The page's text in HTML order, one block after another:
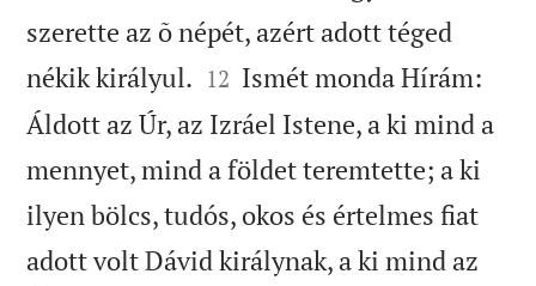
szerette az õ népét, azért adott téged
nékik királyul. 

12 Ismét monda Hírám:
Áldott az Úr, az Izráel Istene, a ki mind a
mennyet, mind a földet teremtette; a ki
ilyen bölcs, tudós, okos és értelmes fiat
adott volt Dávid királynak, a ki mind az